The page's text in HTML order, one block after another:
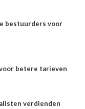
bestuurders voor
betere tarieven
verdienden